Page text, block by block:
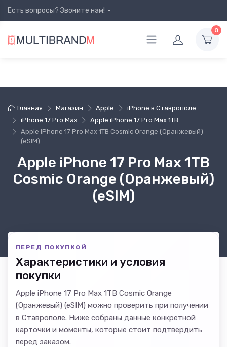
Есть вопросы? Звоните нам!
0
Главная Магазин Apple
iPhone в Ставрополе
iPhone 17 Pro Max
Apple iPhone 17 Pro Max 1TB
Apple iPhone 17 Pro Max 1TB Cosmic Orange (Оранжевый)
(eSIM)
Apple iPhone 17 Pro Max 1TB
Cosmic Orange (Оранжевый)
(eSIM)
ПЕРЕД ПОКУПКОЙ
Характеристики и условия
покупки
Apple iPhone 17 Pro Max 1TB Cosmic Orange
(Оранжевый) (eSIM) можно проверить при получении
в Ставрополе. Ниже собраны данные конкретной
карточки и моменты, которые стоит подтвердить
перед заказом.